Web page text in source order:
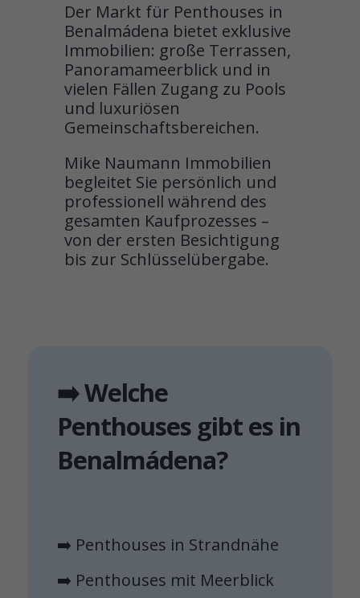
Der Markt für Penthouses in
Benalmádena bietet exklusive
Immobilien: große Terrassen,
Panoramameerblick und in
vielen Fällen Zugang zu Pools
und luxuriösen
Gemeinschaftsbereichen.
Mike Naumann Immobilien
begleitet Sie persönlich und
professionell während des
gesamten Kaufprozesses –
von der ersten Besichtigung
bis zur Schlüsselübergabe.
➡️ Welche
Penthouses gibt es in
Benalmádena?
➡️ Penthouses in Strandnähe
➡️ Penthouses mit Meerblick